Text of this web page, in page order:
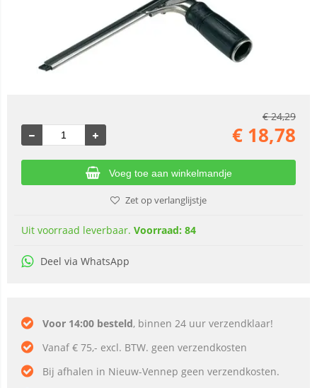
€24,29
€ 18,78
Voeg toe aan winkelmandje
Zet op verlanglijstje
Uit voorraad leverbaar. Voorraad: 84
Deel via WhatsApp
Voor 14:00 besteld, binnen 24 uur verzendklaar!
Vanaf € 75,- excl. BTW. geen verzendkosten
Bij afhalen in Nieuw-Vennep geen verzendkosten.